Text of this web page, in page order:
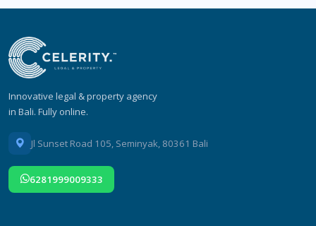
Innovative legal & property agency
in Bali. Fully online.
Jl Sunset Road 105, Seminyak, 80361 Bali
6281999009333